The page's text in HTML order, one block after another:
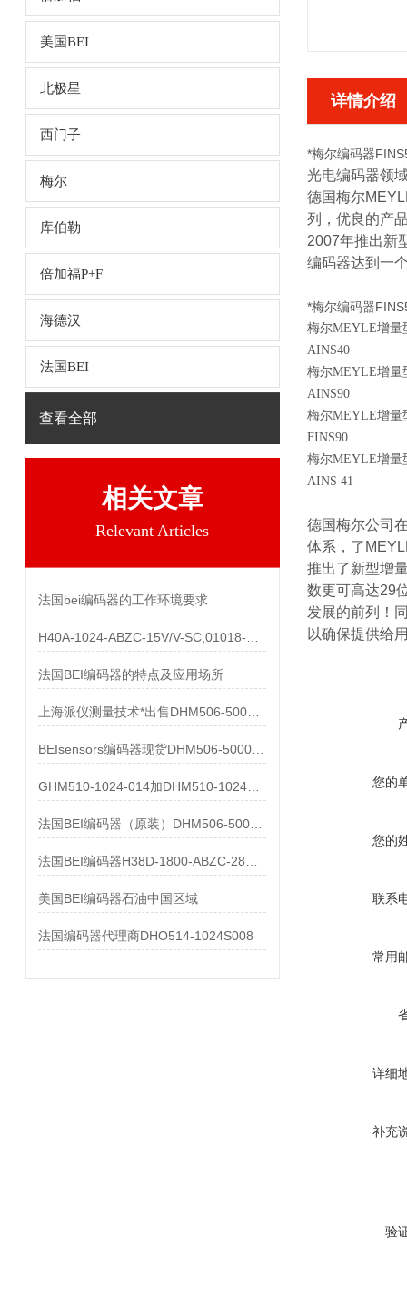
美国BEI
北极星
西门子
梅尔
库伯勒
倍加福P+F
海德汉
法国BEI
查看全部
相关文章
Relevant Articles
法国bei编码器的工作环境要求
法国BEI编码器的特点及应用场所
美国BEI编码器石油中国区域
法国编码器代理商DHO514-1024S008
详情介绍
*梅尔编码器
光电编码器领
德国梅尔
列，优良的产
2007年推出新
编码器达到一
*梅尔编码器
梅尔MEYLE增量
AINS40
梅尔MEYLE增量
AINS90
梅尔MEYLE增量
FINS90
梅尔MEYLE增量
AINS 41
德国梅尔公司
体系，了
推出了新型增
数更可高达29
发展的前列！
以确保提供给
您的
您的
联系
常用
详细
补充
验